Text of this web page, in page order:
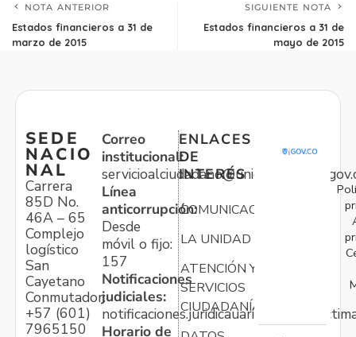
NOTA ANTERIOR
Estados financieros a 31 de
marzo de 2015
SIGUIENTE NOTA
Estados financieros a 31 de
mayo de 2015
SEDE
NACIO
NAL
Carrera
85D No.
46A – 65
Complejo
logístico
San
Cayetano
Conmutador:
+57 (601)
7965150
Correo
institucional:
Línea
anticorrupción:
Desde
móvil o fijo:
157
Notificaciones
judiciales:
Horario de
ENLACES
DE
INTERÉS
COMUNICACIONES
LA UNIDAD
ATENCIÓN Y
SERVICIOS
CIUDADANÍA